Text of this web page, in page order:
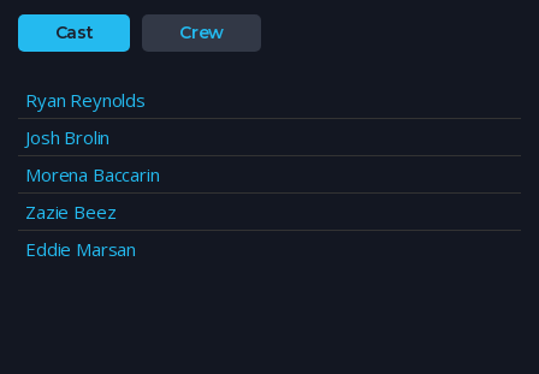
Cast Crew
Ryan Reynolds
Josh Brolin
Morena Baccarin
Zazie Beez
Eddie Marsan